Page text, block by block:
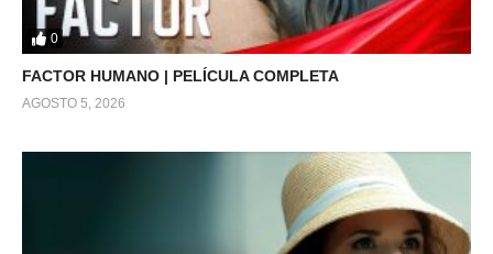
0
FACTOR HUMANO | PELÍCULA COMPLETA
AGOSTO 5, 2026